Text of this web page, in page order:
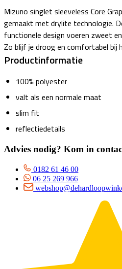
Mizuno singlet sleeveless Core
gemaakt met drylite technologie.
functionele design voeren zweet
Zo blijf je droog en comfortabel bij
Productinformatie
100% polyester
valt als een normale maat
slim fit
reflectiedetails
Advies nodig? Kom in
0182 61 46 00
06 25 269 966